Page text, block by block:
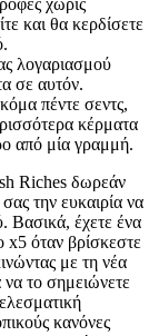
χωρίς
και θα κερδίσετε
λογαριασμού
σε αυτόν.
πέντε σεντς,
κέρματα
από μία γραμμή.
Riches δωρεάν
την ευκαιρία να
Βασικά, έχετε ένα
x5 όταν βρίσκεστε
με τη νέα
το σημειώνετε
κανόνες